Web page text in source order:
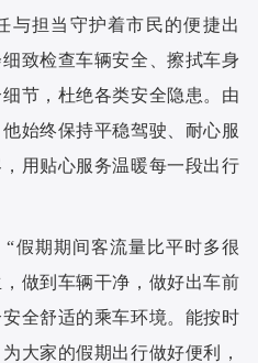
与担当守护着市民的便捷出
致检查车辆安全、擦拭车身
节，杜绝各类安全隐患。由
始终保持平稳驾驶、耐心服
用贴心服务温暖每一段出行
假期期间客流量比平时多很
做到车辆干净，做好出车前
全舒适的乘车环境。能按时
大家的假期出行做好便利，